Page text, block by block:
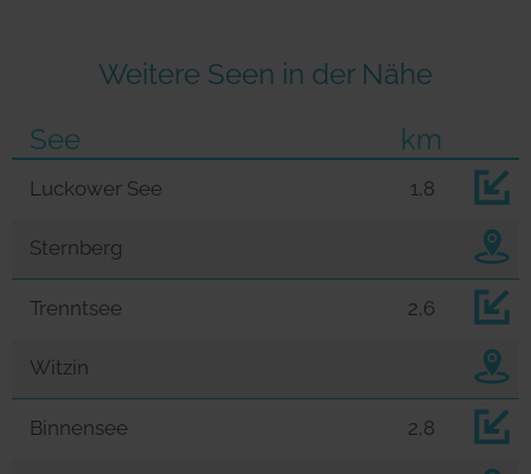
Weitere Seen in der Nähe
See
km
Luckower See 1,8
Sternberg
Trenntsee 2,6
Witzin
Binnensee 2,8